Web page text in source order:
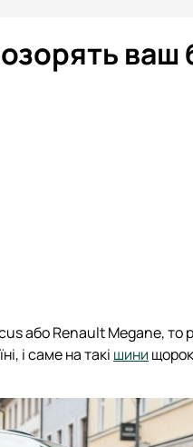
або Renault Megane, то
і саме на такі шини